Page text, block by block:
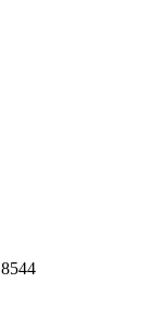
8544